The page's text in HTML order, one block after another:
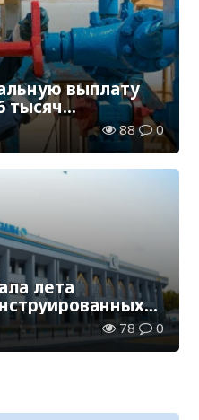
выплату
тысяч
во вредных88 0
лета
78 0